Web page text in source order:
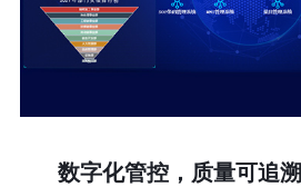
数字化管控，质量可追溯